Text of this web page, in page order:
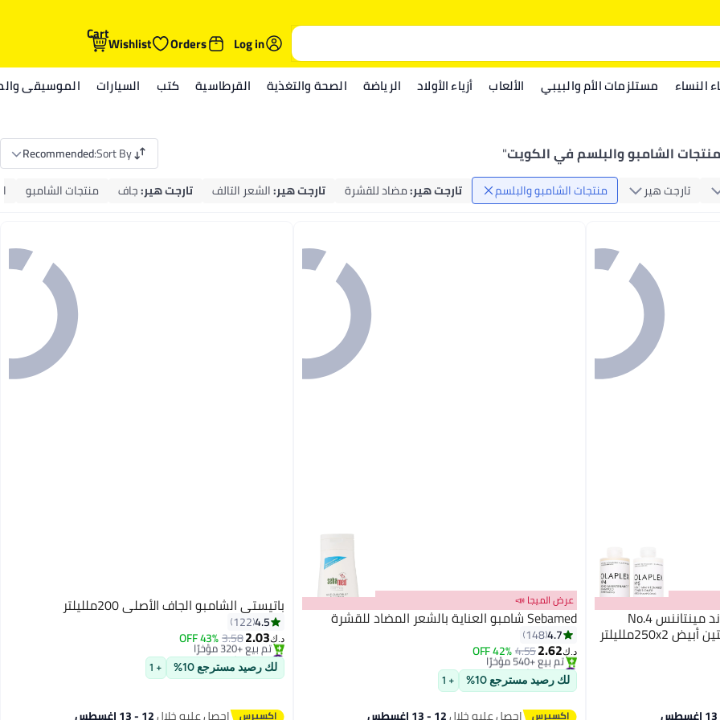
Log in
Orders
Wishlist
Cart
النساء مستلزمات الأم والبيبي الألعاب أزياء الأولاد الرياضة الصحة والتغذية القرطاسية كتب السيارات الموسيقى
منتجات الشامبو والبلسم في الكويت"
Sort By
:
Recommended
تارجت هير منتجات الشامبو والبلسم تارجت هير:مضاد للقشرة تارجت هير:الشعر التالف تارجت هير:جاف منتجات الشامبو
اولابلكس مجموعة شامبو بوند مينتاننس No.4
عرض الميجا 📣
Sebamed شامبو العناية بالشعر المضاد للقشرة
4.7
148
د.ك‏2.62
4.55
42% OFF
#1 في شامبو وبلسم
أقل سعر في 30 يوم
تم بيع +540 مؤخرًا
#1 في شامبو وبلسم
لك رصيد مسترجع 10% + 1
احصل عليه خلال12 - 13 اغسطس
باتيستي الشامبو الجاف الأصلي 200ملليلتر
4.5
122
د.ك‏2.03
3.58
43% OFF
#1 في شامبو جاف
أقل سعر في 7 يوم
تم بيع +320 مؤخرًا
#1 في شامبو جاف
لك رصيد مسترجع 10% + 1
احصل عليه خلال12 - 13 اغسطس